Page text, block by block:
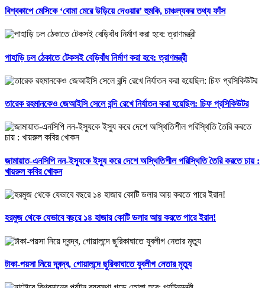
বিশ্বকাপে মেসিকে ‘বোমা মেরে উড়িয়ে দেওয়ার’ হুমকি, চাঞ্চল্যকর তথ্য ফাঁস
পাহাড়ি ঢল ঠেকাতে টেকসই বেড়িবাঁধ নির্মাণ করা হবে: ত্রাণমন্ত্রী
তারেক রহমানকেও জেআইসি সেলে বন্দি রেখে নির্যাতন করা হয়েছিল: চিফ প্রসিকিউটর
জামায়াত-এনসিপি নন-ইস্যুকে ইস্যু করে দেশে অস্থিতিশীল পরিস্থিতি তৈরি করতে চায় :
খায়রুল কবির খোকন
হরমুজ থেকে যেভাবে বছরে ১৪ হাজার কোটি ডলার আয় করতে পারে ইরান!
টাকা-পয়সা নিয়ে দ্বন্দ্ব, গোয়ালন্দে ছুরিকাঘাতে যুবলীগ নেতার মৃত্যু